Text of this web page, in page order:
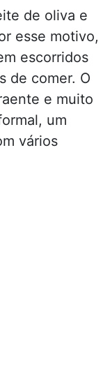
de oliva e
esse motivo,
escorridos
de comer. O
e muito
um
vários